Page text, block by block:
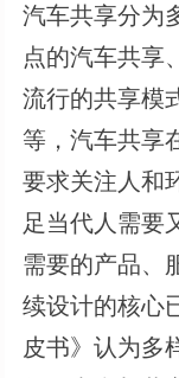
汽车共享分为
点的汽车共享
流行的共享模
等，汽车共享
要求关注人和
足当代人需要
需要的产品、
续设计的核心
皮书》认为多